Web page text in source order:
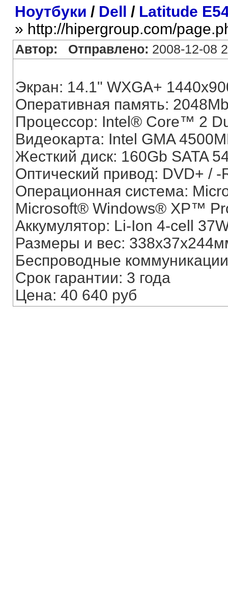
Ноутбуки / Dell / Latitude
» http://hipergroup.com/
Автор: Отправлено: 2008-12-08
Экран: 14.1" WXGA+
Оперативная память:
Процессор: Intel® Core™ 2
Видеокарта: Intel GMA
Жесткий диск: 160Gb SATA
Оптический привод: DVD+ / -
Операционная система:
Microsoft® Windows® XP™
Аккумулятор: Li-Ion 4-cell
Размеры и вес:
Беспроводные
Срок гарантии: 3 года
Цена: 40 640 руб